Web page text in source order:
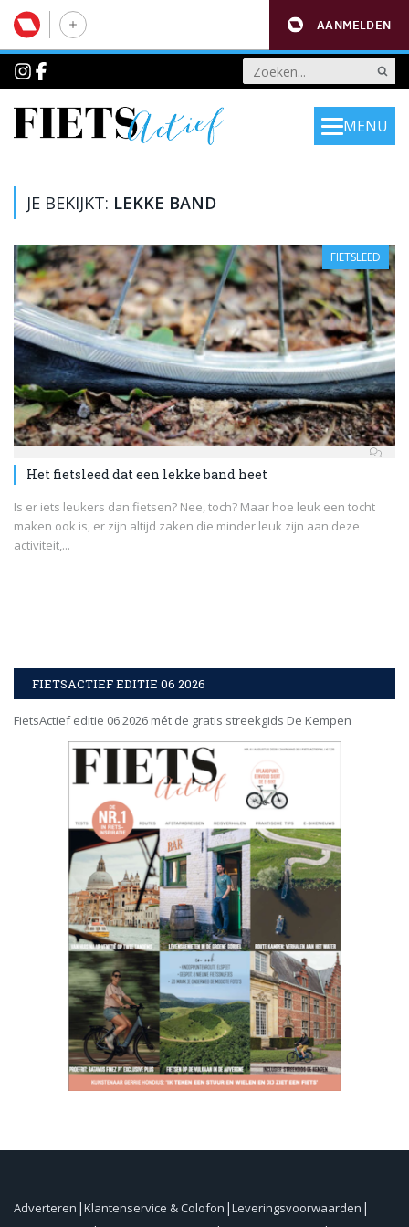
AANMELDEN
MENU
JE BEKIJKT: LEKKE BAND
FIETSLEED
Het fietsleed dat een lekke band heet
Is er iets leukers dan fietsen? Nee, toch? Maar hoe leuk een tocht
maken ook is, er zijn altijd zaken die minder leuk zijn aan deze
activiteit,...
FIETSACTIEF EDITIE 06 2026
FietsActief editie 06 2026 mét de gratis streekgids De Kempen
Adverteren Klantenservice & Colofon Leveringsvoorwaarden